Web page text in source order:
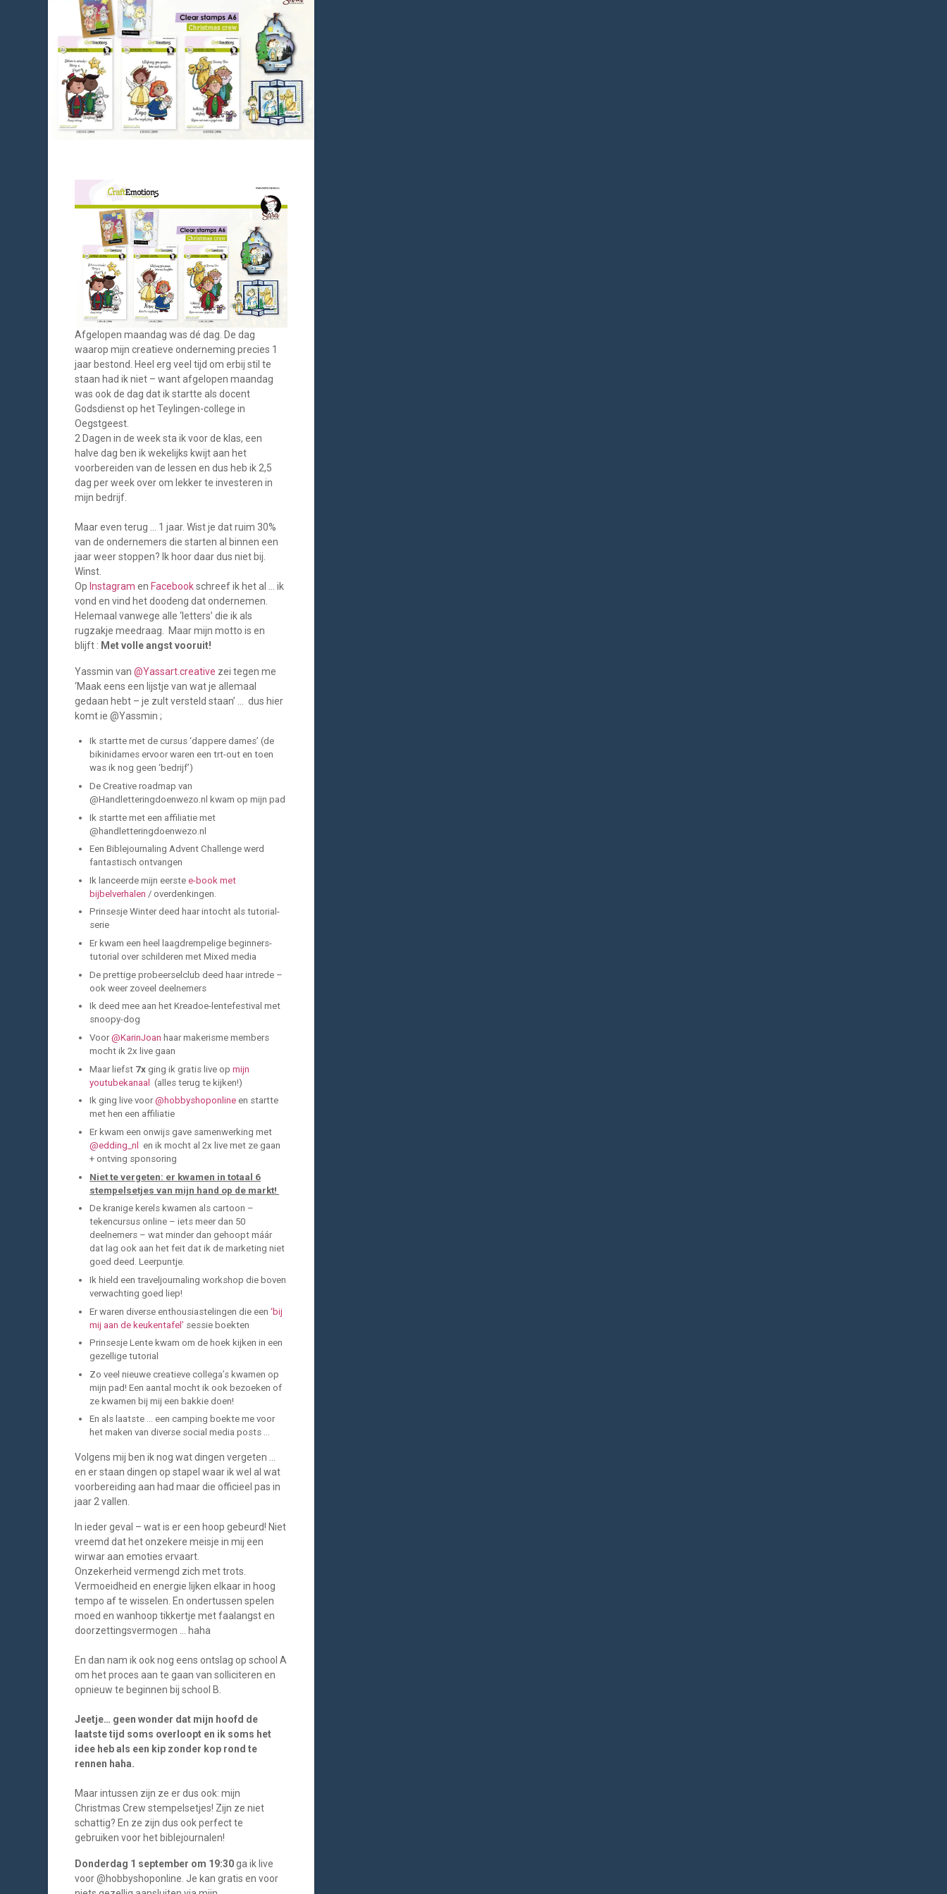
Afgelopen maandag was dé dag. De dag
waarop mijn creatieve onderneming precies 1
jaar bestond. Heel erg veel tijd om erbij stil te
staan had ik niet – want afgelopen maandag
was ook de dag dat ik startte als docent
Godsdienst op het Teylingen-college in
Oegstgeest.
2 Dagen in de week sta ik voor de klas, een
halve dag ben ik wekelijks kwijt aan het
voorbereiden van de lessen en dus heb ik 2,5
dag per week over om lekker te investeren in
mijn bedrijf.
Maar even terug … 1 jaar. Wist je dat ruim 30%
van de ondernemers die starten al binnen een
jaar weer stoppen? Ik hoor daar dus niet bij.
Winst.
Op Instagramen Facebookschreef ik het al … ik
vond en vind het doodeng dat ondernemen.
Helemaal vanwege alle ‘letters’ die ik als
rugzakje meedraag. Maar mijn motto is en
blijft : Met volle angst vooruit!
Yassmin van@Yassart.creative zei tegen me
‘Maak eens een lijstje van wat je allemaal
gedaan hebt – je zult versteld staan’ … dus hier
komt ie @Yassmin ;
Ik startte met de cursus ‘dappere dames’ (de
bikinidames ervoor waren een trt-out en toen
was ik nog geen ‘bedrijf’)
De Creative roadmap van
@Handletteringdoenwezo.nl kwam op mijn pad
Ik startte met een affiliatie met
@handletteringdoenwezo.nl
Een Biblejournaling Advent Challenge werd
fantastisch ontvangen
Ik lanceerde mijn eerstee-book met
bijbelverhalen / overdenkingen.
Prinsesje Winter deed haar intocht als tutorial-
serie
Er kwam een heel laagdrempelige beginners-
tutorial over schilderen met Mixed media
De prettige probeerselclub deed haar intrede –
ook weer zoveel deelnemers
Ik deed mee aan het Kreadoe-lentefestival met
snoopy-dog
Voor@KarinJoan haar makerisme members
mocht ik 2x live gaan
Maar liefst 7x ging ik gratis live opmijn
youtubekanaal (alles terug te kijken!)
Ik ging live voor@hobbyshoponlineen startte
met hen een affiliatie
Er kwam een onwijs gave samenwerking met
@edding_nl
en ik mocht al 2x live met ze gaan
+ ontving sponsoring
Niet te vergeten: er kwamen in totaal 6
stempelsetjes van mijn hand op de markt!
De kranige kerels kwamen als cartoon –
tekencursus online – iets meer dan 50
deelnemers – wat minder dan gehoopt máár
dat lag ook aan het feit dat ik de marketing niet
goed deed. Leerpuntje.
Ik hield een traveljournaling workshop die boven
verwachting goed liep!
Er waren diverse enthousiastelingen die een‘bij
mij aan de keukentafel’ sessie boekten
Prinsesje Lente kwam om de hoek kijken in een
gezellige tutorial
Zo veel nieuwe creatieve collega’s kwamen op
mijn pad! Een aantal mocht ik ook bezoeken of
ze kwamen bij mij een bakkie doen!
En als laatste … een camping boekte me voor
het maken van diverse social media posts …
Volgens mij ben ik nog wat dingen vergeten …
en er staan dingen op stapel waar ik wel al wat
voorbereiding aan had maar die officieel pas in
jaar 2 vallen.
In ieder geval – wat is er een hoop gebeurd! Niet
vreemd dat het onzekere meisje in mij een
wirwar aan emoties ervaart.
Onzekerheid vermengd zich met trots.
Vermoeidheid en energie lijken elkaar in hoog
tempo af te wisselen. En ondertussen spelen
moed en wanhoop tikkertje met faalangst en
doorzettingsvermogen … haha
En dan nam ik ook nog eens ontslag op school A
om het proces aan te gaan van solliciteren en
opnieuw te beginnen bij school B.
Jeetje… geen wonder dat mijn hoofd de
laatste tijd soms overloopt en ik soms het
idee heb als een kip zonder kop rond te
rennen haha.
Maar intussen zijn ze er dus ook: mijn
Christmas Crew stempelsetjes! Zijn ze niet
schattig? En ze zijn dus ook perfect te
gebruiken voor het biblejournalen!
Donderdag 1 september om 19:30ga ik live
voor @hobbyshoponline. Je kan gratis en voor